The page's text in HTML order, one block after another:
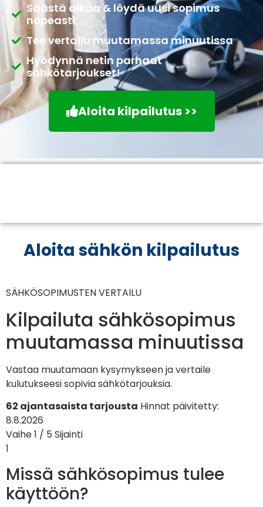
Säästä aikaa & löydä uusi sopimus
nopeasti
Tee vertailu muutamassa minuutissa
Hyödynnä netin parhaat
sähkötarjoukset!
Aloita kilpailutus >>
Aloita sähkön kilpailutus
SÄHKÖSOPIMUSTEN VERTAILU
Kilpailuta sähkösopimus
muutamassa minuutissa
Vastaa muutamaan kysymykseen ja vertaile
kulutukseesi sopivia sähkötarjouksia.
62 ajantasaista tarjousta Hinnat päivitetty:
8.8.2026
Vaihe 1 / 5 Sijainti
1
Missä sähkösopimus tulee
käyttöön?